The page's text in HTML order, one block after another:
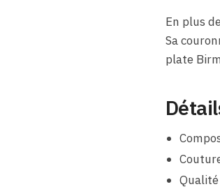
En plus
Sa
plate